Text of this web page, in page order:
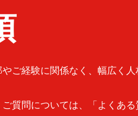
ご経験に関係なく、幅広く人
質問については、「よくある